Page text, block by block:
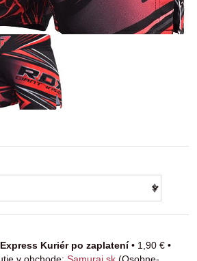
Express Kuriér po zaplatení• 1,90 € •